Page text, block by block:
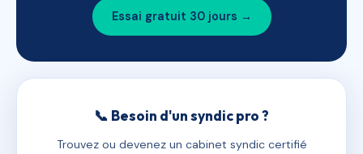
Essai gratuit 30 jours →
📞 Besoin d'un syndic pro ?
Trouvez ou devenez un cabinet syndic certifié